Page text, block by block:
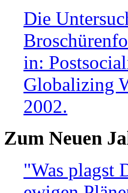
Die
in:
Globalizing
2002.
Zum Neuen
"Was plagst